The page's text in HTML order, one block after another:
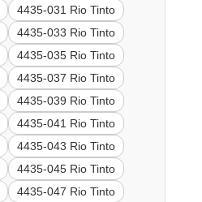
4435-031 Rio Tinto
4435-033 Rio Tinto
4435-035 Rio Tinto
4435-037 Rio Tinto
4435-039 Rio Tinto
4435-041 Rio Tinto
4435-043 Rio Tinto
4435-045 Rio Tinto
4435-047 Rio Tinto